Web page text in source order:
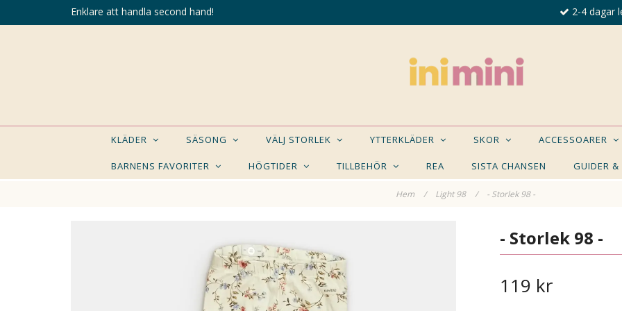
Enklare att handla second hand! 2-4 dagar
KLÄDER SÄSONG VÄLJ STORLEK YTTERKLÄDER SKOR ACCESSOARER
BARNENS FAVORITER HÖGTIDER TILLBEHÖR REA SISTA CHANSEN GUIDER &
Hem / Light 98 / - Storlek 98 -
KANSKE NÅGON AV DESSA PRODUKTER KAN- Storlek 98 -
119 kr